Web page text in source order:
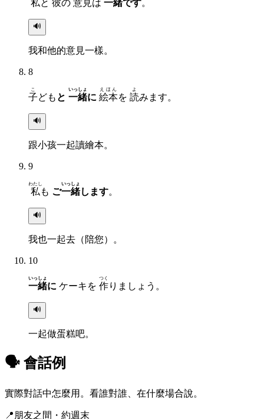
私と 彼の 意見は 一緒です。
🔊
我和他的意見一樣。
8
子
こ
ども と 一緒
いっしょ
に 絵本
えほん
を 読
よ
みます。
🔊
跟小孩一起讀繪本。
9
私
わたし
も ご一緒
いっしょ
します。
🔊
我也一起去（陪您）。
10
一緒
いっしょ
に ケーキを 作
つく
りましょう。
🔊
一起做蛋糕吧。
🗣 會話例
實際對話中怎麼用。看誰對誰、在什麼場合說。
📍朋友之間・約週末